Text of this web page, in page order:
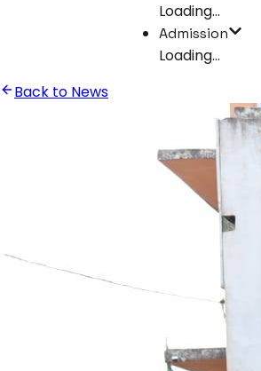
Loading...
Admission
Loading...
Back to News